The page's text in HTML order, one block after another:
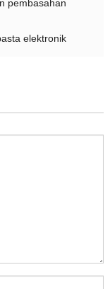
pembasahan
elektronik